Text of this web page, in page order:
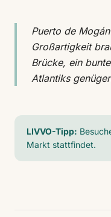
Puerto de
Großartigkeit
Brücke, ein
Atlantiks
LIVVO-Tipp:
Markt stattfindet.